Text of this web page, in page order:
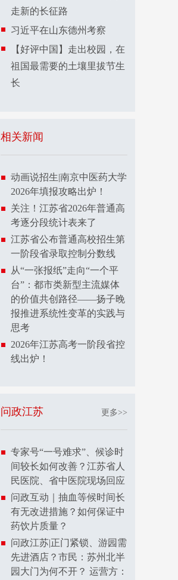
走新的长征路
习近平在山东德州考察
【好评中国】走出校园，在
祖国最需要的土壤里拔节生
长
相关新闻
动画说招生|南京中医药大学
2026年填报攻略出炉！
关注！江苏省2026年普通高
考逐分段统计表来了
江苏省公布普通高校招生第
一阶段省录取控制分数线
从“一张报纸”走向“一个平
台”：都市类新型主流媒体
的价值共创路径——扬子晚
报推进系统性变革的实践与
思考
2026年江苏高考一阶段省控
线出炉！
问政江苏 更多>>
专家号“一号难求”、候诊时
间较长如何改善？江苏省人
民医院、省中医院现场回应
问政互动｜抽血等候时间长
有无改进措施？如何保证中
药饮片质量？
问政江苏|正门紧锁、游园需
先进酒店？市民：苏州北半
园大门为何不开？ 运营方：